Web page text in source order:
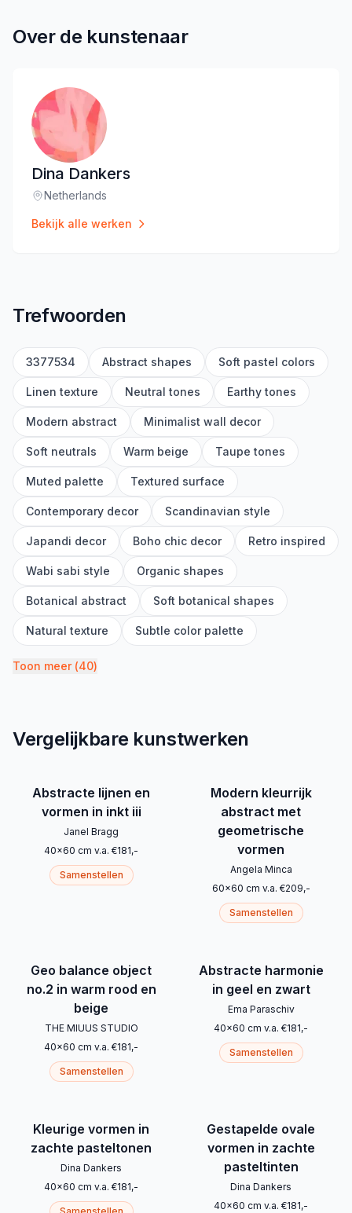
Over de kunstenaar
Dina Dankers
Locatie:
Netherlands
Bekijk alle werken
Trefwoorden
3377534 Abstract shapes Soft pastel colors
Linen texture Neutral tones Earthy tones
Modern abstract Minimalist wall decor
Soft neutrals Warm beige Taupe tones
Muted palette Textured surface
Contemporary decor Scandinavian style
Japandi decor Boho chic decor Retro inspired
Wabi sabi style Organic shapes
Botanical abstract Soft botanical shapes
Natural texture Subtle color palette
Toon meer(40)
Vergelijkbare kunstwerken
Abstracte lijnen en
vormen in inkt iii
Janel Bragg
40x60 cm v.a. €181,-
Samenstellen
Modern kleurrijk
abstract met
geometrische
vormen
Angela Minca
60x60 cm v.a. €209,-
Samenstellen
Geo balance object
no.2 in warm rood en
beige
THE MIUUS STUDIO
40x60 cm v.a. €181,-
Samenstellen
Abstracte harmonie
in geel en zwart
Ema Paraschiv
40x60 cm v.a. €181,-
Samenstellen
Kleurige vormen in
zachte pasteltonen
Dina Dankers
40x60 cm v.a. €181,-
Gestapelde ovale
vormen in zachte
pasteltinten
Dina Dankers
40x60 cm v.a. €181,-